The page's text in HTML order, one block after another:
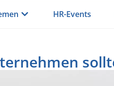
HR-Events